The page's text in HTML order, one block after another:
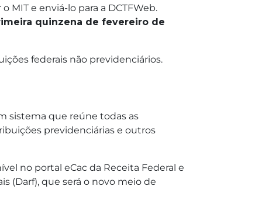
e enviá-lo para a DCTFWeb.
quinzena de fevereiro de
federais não previdenciários.
sistema que reúne todas as
previdenciárias e outros
no portal eCac da Receita Federal e
(Darf), que será o novo meio de